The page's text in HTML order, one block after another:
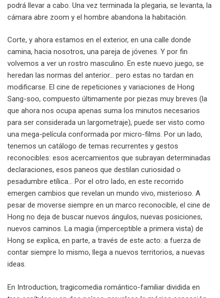
podrá llevar a cabo. Una vez terminada la plegaria, se levanta, la
cámara abre zoom y el hombre abandona la habitación.
Corte, y ahora estamos en el exterior, en una calle donde
camina, hacia nosotros, una pareja de jóvenes. Y por fin
volvemos a ver un rostro masculino. En este nuevo juego, se
heredan las normas del anterior… pero estas no tardan en
modificarse. El cine de repeticiones y variaciones de Hong
Sang-soo, compuesto últimamente por piezas muy breves (la
que ahora nos ocupa apenas suma los minutos necesarios
para ser considerada un largometraje), puede ser visto como
una mega-película conformada por micro-films. Por un lado,
tenemos un catálogo de temas recurrentes y gestos
reconocibles: esos acercamientos que subrayan determinadas
declaraciones, esos paneos que destilan curiosidad o
pesadumbre etílica… Por el otro lado, en este recorrido
emergen cambios que revelan un mundo vivo, misterioso. A
pesar de moverse siempre en un marco reconocible, el cine de
Hong no deja de buscar nuevos ángulos, nuevas posiciones,
nuevos caminos. La magia (imperceptible a primera vista) de
Hong se explica, en parte, a través de este acto: a fuerza de
contar siempre lo mismo, llega a nuevos territorios, a nuevas
ideas.
En Introduction, tragicomedia romántico-familiar dividida en